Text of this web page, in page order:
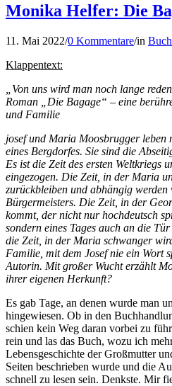
Monika Helfer: Die
11. Mai 2022/0 Kommentare/in
Klappentext:
„Von uns wird man noch lange
Roman „Die Bagage“ – eine
und Familie
josef und Maria Moosbrugger
eines Bergdorfes. Sie sind die
Es ist die Zeit des ersten Weltkriegs
eingezogen. Die Zeit, in der Maria
zurückbleiben und abhängig werden
Bürgermeisters. Die Zeit, in der
kommt, der nicht nur hochdeutsch
sondern eines Tages auch an die
die Zeit, in der Maria schwanger
Familie, mit dem Josef nie ein Wort
Autorin. Mit großer Wucht erzählt
ihrer eigenen Herkunft?
Es gab Tage, an denen wurde man
hingewiesen. Ob in den
schien kein Weg daran vorbei zu
rein und las das Buch, wozu ich
Lebensgeschichte der Großmutter
Seiten beschrieben wurde und die
schnell zu lesen sein. Denkste. Mir